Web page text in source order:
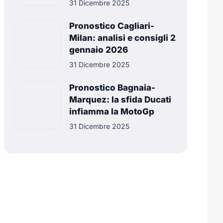
31 Dicembre 2025
Pronostico Cagliari-
Milan: analisi e consigli 2
gennaio 2026
31 Dicembre 2025
Pronostico Bagnaia-
Marquez: la sfida Ducati
infiamma la MotoGp
31 Dicembre 2025